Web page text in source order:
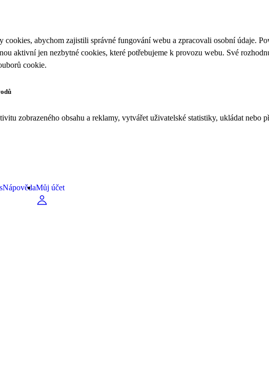
cookies, abychom zajistili správné fungování webu a zpracovali osobní údaje.
aktivní jen nezbytné cookies, které potřebujeme k provozu webu. Své
cookie.
zobrazeného obsahu a reklamy, vytvářet uživatelské statistiky, ukládat nebo
NápovědaMůj účet